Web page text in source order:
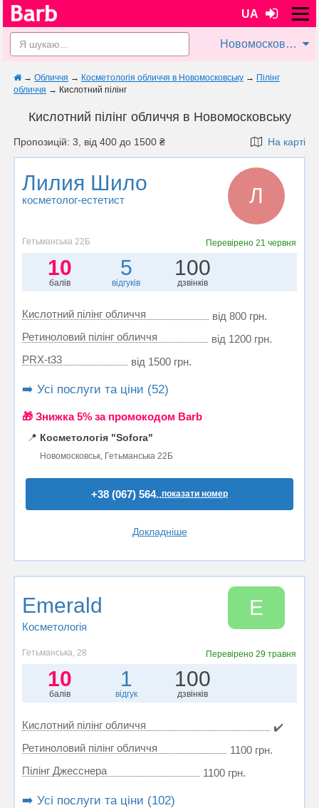
UA
Новомосковськ
→ Обличчя → Косметологія обличчя в Новомосковську → Пілінг
обличчя → Кислотний пілінг
Кислотний пілінг обличчя в Новомосковську
Пропозицій: 3, від 400 до 1500 ₴ На карті
Лилия Шило
косметолог-естетист Л
Гетьманська 22Б Перевірено21 червня
10
балів
5
відгуків
100
дзвінків
Кислотний пілінг обличчя
від 800 грн.
Ретиноловий пілінг обличчя
від 1200 грн.
PRX-t33
від 1500 грн.
➡️ Усі послуги та ціни (52)
🎁 Знижка 5% за промокодом Barb
📍 Косметологія "Sofora"
Новомосковськ, Гетьманська 22Б
+38 (067) 564..показати номер
Докладніше
Emerald
Косметологія
E
Гетьманська, 28 Перевірено29 травня
10
балів
1
відгук
100
дзвінків
Кислотний пілінг обличчя
✔️
Ретиноловий пілінг обличчя
1100 грн.
Пілінг Джесснера
1100 грн.
➡️ Усі послуги та ціни (102)